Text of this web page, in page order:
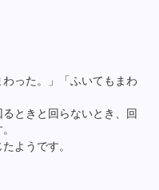
わった。」「ふいてもまわ
ときと回らないとき、回
ようです。